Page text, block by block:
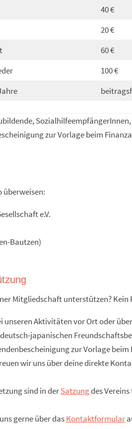
40 €
20 €
60 €
100 €
zur Vorlage beim
überweisen:
e.V.
Bautzen)
Mitgliedschaft unterstützen? Kein
Aktivitäten vor Ort oder
japanischen
zur Vorlage
wir uns über deine direkte
sind in derSatzungdes
gerne über dasKontaktformular